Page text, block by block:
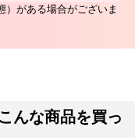
）がある場合がございま
んな商品を買っ